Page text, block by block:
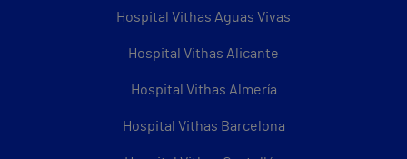
Hospital Vithas Aguas Vivas
Hospital Vithas Alicante
Hospital Vithas Almería
Hospital Vithas Barcelona